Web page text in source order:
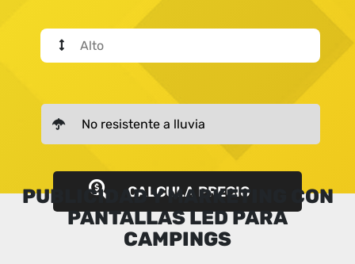
CALCULA PRECIO
PUBLICIDAD Y MARKETING CON
PANTALLAS LED PARA
CAMPINGS